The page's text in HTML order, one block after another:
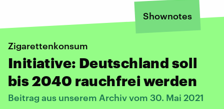
Shownotes
Zigarettenkonsum
Initiative: Deutschland soll
bis 2040 rauchfrei werden
Beitrag aus unserem Archiv vom 30. Mai 2021